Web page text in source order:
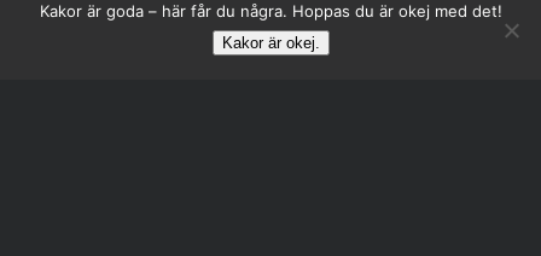
Kakor är goda – här får du några. Hoppas du är okej med det!
Kakor är okej.